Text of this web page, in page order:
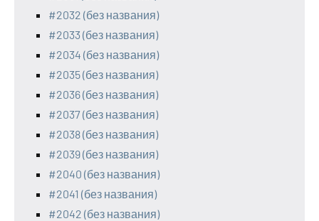
#2032 (без названия)
#2033 (без названия)
#2034 (без названия)
#2035 (без названия)
#2036 (без названия)
#2037 (без названия)
#2038 (без названия)
#2039 (без названия)
#2040 (без названия)
#2041 (без названия)
#2042 (без названия)